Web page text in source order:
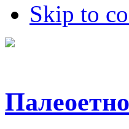
Skip to